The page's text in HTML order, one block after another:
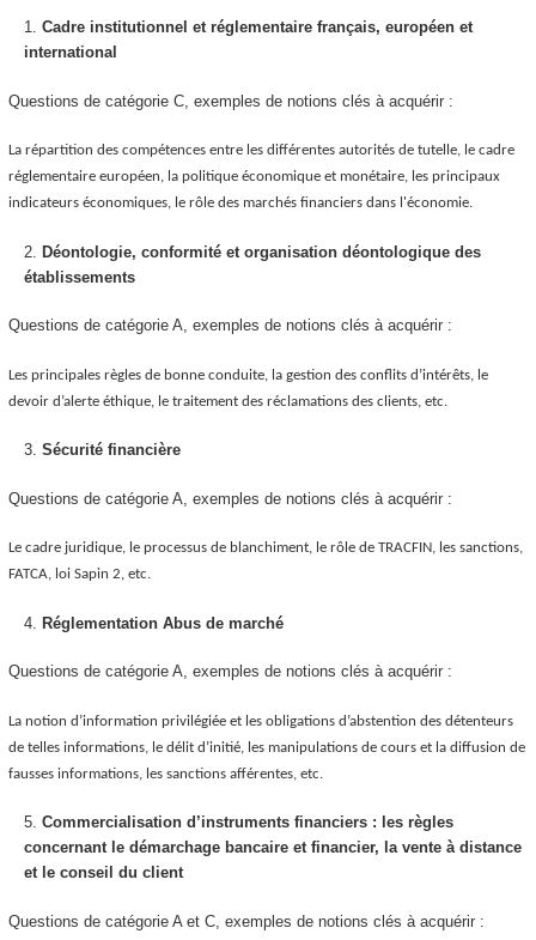
Cadre institutionnel et réglementaire français, européen et
international
Questions de catégorie C, exemples de notions clés à acquérir :
La répartition des compétences entre les différentes autorités de tutelle, le cadre
réglementaire européen, la politique économique et monétaire, les principaux
indicateurs économiques, le rôle des marchés financiers dans l'économie.
Déontologie, conformité et organisation déontologique des
établissements
Questions de catégorie A, exemples de notions clés à acquérir :
Les principales règles de bonne conduite, la gestion des conflits d’intérêts, le
devoir d’alerte éthique, le traitement des réclamations des clients, etc.
Sécurité financière
Questions de catégorie A, exemples de notions clés à acquérir :
Le cadre juridique, le processus de blanchiment, le rôle de TRACFIN, les sanctions,
FATCA, loi Sapin 2, etc.
Réglementation Abus de marché
Questions de catégorie A, exemples de notions clés à acquérir :
La notion d’information privilégiée et les obligations d’abstention des détenteurs
de telles informations, le délit d’initié, les manipulations de cours et la diffusion de
fausses informations, les sanctions afférentes, etc.
Commercialisation d’instruments financiers : les règles
concernant le démarchage bancaire et financier, la vente à distance
et le conseil du client
Questions de catégorie A et C, exemples de notions clés à acquérir :